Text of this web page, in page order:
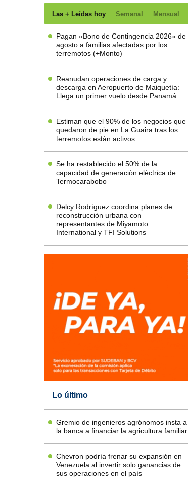
Las + Leídas hoy Semanal Mensual
Pagan «Bono de Contingencia 2026» de
agosto a familias afectadas por los
terremotos (+Monto)
Reanudan operaciones de carga y
descarga en Aeropuerto de Maiquetía:
Llega un primer vuelo desde Panamá
Estiman que el 90% de los negocios que
quedaron de pie en La Guaira tras los
terremotos están activos
Se ha restablecido el 50% de la
capacidad de generación eléctrica de
Termocarabobo
Delcy Rodríguez coordina planes de
reconstrucción urbana con
representantes de Miyamoto
International y TFI Solutions
Lo último
Gremio de ingenieros agrónomos insta a
la banca a financiar la agricultura familiar
Chevron podría frenar su expansión en
Venezuela al invertir solo ganancias de
sus operaciones en el país